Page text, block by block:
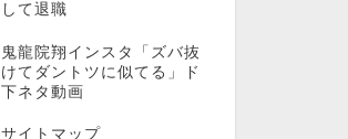
して退職
鬼龍院翔インスタ「ズバ抜
けてダントツに似てる」ド
下ネタ動画
サイトマップ